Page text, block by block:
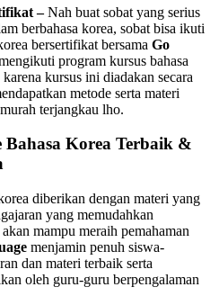
–Nah buat sobat yang serius
berbahasa korea, sobat bisa ikuti
bersertifikat bersama Go
program kursus bahasa
kursus ini diadakan secara
metode serta materi
terjangkau lho.
Korea Terbaik &
diberikan dengan materi yang
yang memudahkan
mampu meraih pemahaman
menjamin penuh siswa-
dan materi terbaik serta
oleh guru-guru berpengalaman